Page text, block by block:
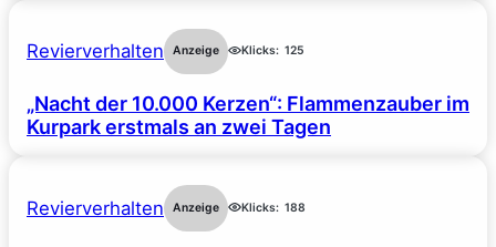
Revierverhalten Anzeige Klicks: 125
„Nacht der 10.000 Kerzen“: Flammenzauber im
Kurpark erstmals an zwei Tagen
Revierverhalten Anzeige Klicks: 188